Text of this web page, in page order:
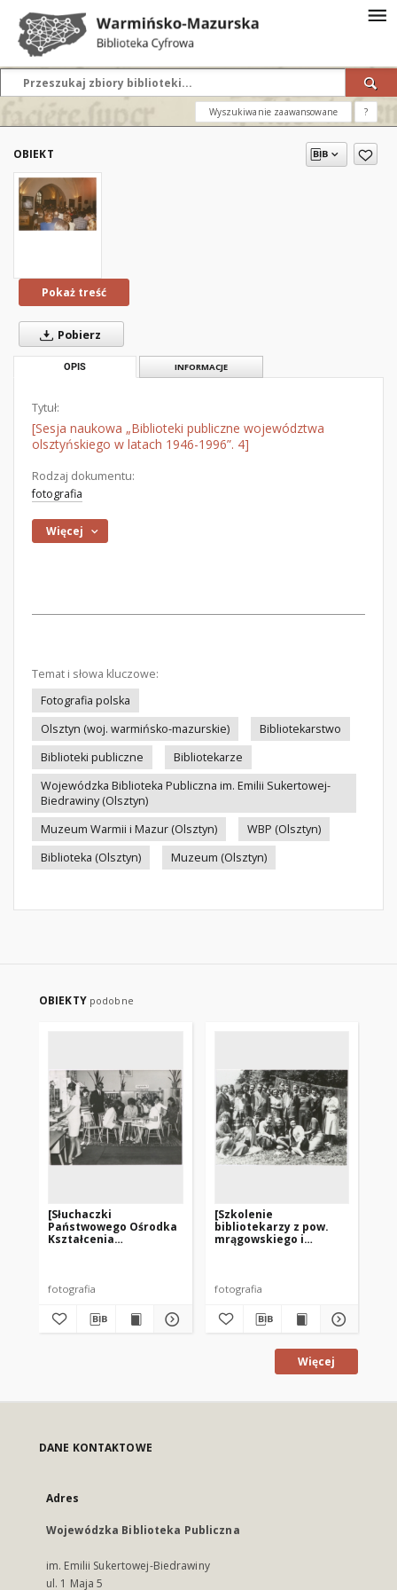
Wyszukiwanie zaawansowane ?
OBIEKT
Pokaż treść
Pobierz
OPIS INFORMACJE
Tytuł:
[Sesja naukowa „Biblioteki publiczne województwa
olsztyńskiego w latach 1946-1996”. 4]
Rodzaj dokumentu:
fotografia
Więcej
Temat i słowa kluczowe:
Fotografia polska
Olsztyn (woj. warmińsko-mazurskie)
Bibliotekarstwo
Biblioteki publiczne
Bibliotekarze
Wojewódzka Biblioteka Publiczna im. Emilii Sukertowej-
Biedrawiny (Olsztyn)
Muzeum Warmii i Mazur (Olsztyn)
WBP (Olsztyn)
Biblioteka (Olsztyn)
Muzeum (Olsztyn)
OBIEKTY podobne
[Słuchaczki
Państwowego Ośrodka
Kształcenia
Węgorzewie]
fotografia
[Szkolenie
bibliotekarzy z pow.
mrągowskiego i
fotografia
Więcej
DANE KONTAKTOWE
Adres
Wojewódzka Biblioteka Publiczna
im. Emilii Sukertowej-Biedrawiny
ul. 1 Maja 5